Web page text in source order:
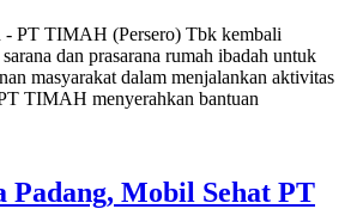
PT TIMAH (Persero) Tbk kembali
dan prasarana rumah ibadah untuk
masyarakat dalam menjalankan aktivitas
TIMAH menyerahkan bantuan
Padang, Mobil Sehat PT